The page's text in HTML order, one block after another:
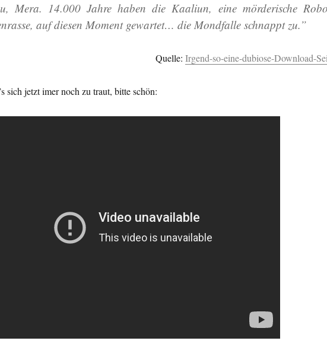
Mera. 14.000 Jahre haben die Kaaliun, eine mörderische
auf diesen Moment gewartet… die Mondfalle schnappt zu.”
Quelle: Irgend-so-eine-dubiose-Download-
sich jetzt imer noch zu traut, bitte schön: